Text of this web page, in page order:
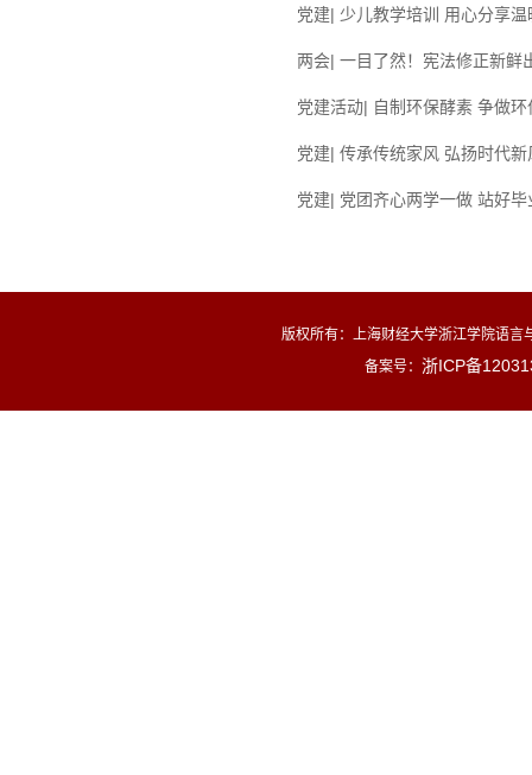
党建| 少儿教学培训 用心分享温
两会| 一目了然！宪法修正新鲜
党建活动| 自制环保酵素 争做环
党建| 传承传统家风 弘扬时代新
党建| 党团齐心两学一做 站好
版权所有： 上海财经大学浙江学院语
备案号： 浙ICP备